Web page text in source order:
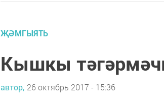
ҖӘМГЫЯТЬ
Кышкы
автор, 26 октябрь 2017 - 15:36